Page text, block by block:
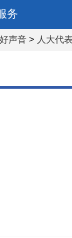
务
声音 > 人大代表